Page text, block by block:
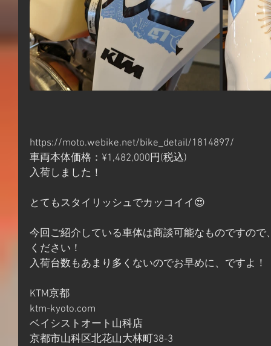
https://moto.webike.net/bike_detail/1814897/
車両本体価格：¥1,482,000円(税込)
入荷しました！
とてもスタイリッシュでカッコイイ😍
今回ご紹介している車体は商談可能なものですの
ください！
入荷台数もあまり多くないのでお早めに、ですよ！
KTM京都
ktm-kyoto.com
ベイシストオート山科店
京都市山科区北花山大林町38-3